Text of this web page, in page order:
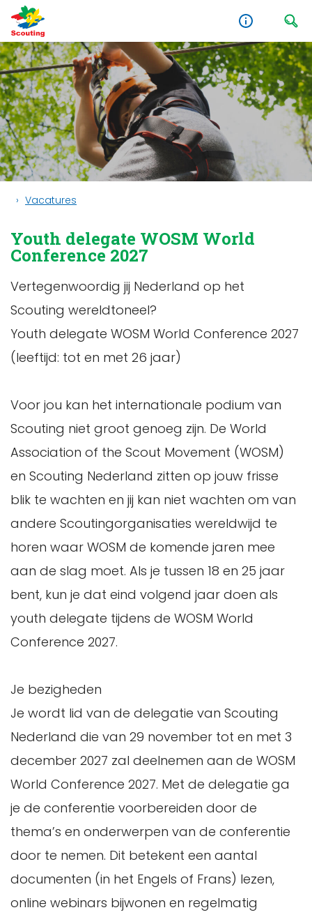
Vacatures
Youth delegate WOSM World
Conference 2027
Vertegenwoordig jij Nederland op het
Scouting wereldtoneel?
Youth delegate WOSM World Conference 2027
(leeftijd: tot en met 26 jaar)
Voor jou kan het internationale podium van
Scouting niet groot genoeg zijn. De World
Association of the Scout Movement (WOSM)
en Scouting Nederland zitten op jouw frisse
blik te wachten en jij kan niet wachten om van
andere Scoutingorganisaties wereldwijd te
horen waar WOSM de komende jaren mee
aan de slag moet. Als je tussen 18 en 25 jaar
bent, kun je dat eind volgend jaar doen als
youth delegate tijdens de WOSM World
Conference 2027.
Je bezigheden
Je wordt lid van de delegatie van Scouting
Nederland die van 29 november tot en met 3
december 2027 zal deelnemen aan de WOSM
World Conference 2027. Met de delegatie ga
je de conferentie voorbereiden door de
thema’s en onderwerpen van de conferentie
door te nemen. Dit betekent een aantal
documenten (in het Engels of Frans) lezen,
online webinars bijwonen en regelmatig